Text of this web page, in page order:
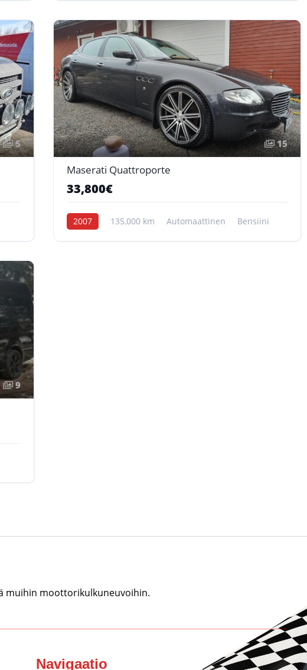
5 15
Maserati Quattroporte
33,800€
2007 135,000 km Automaattinen Bensiini
9
muihin moottorikulkuneuvoihin.
Navigaatio